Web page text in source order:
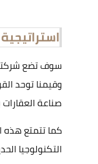
سوف تضع
وقيمنا توحد
صناعة
كما تتمتع هذه
التكنولوجيا